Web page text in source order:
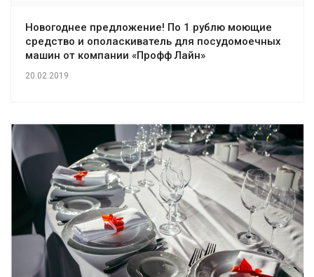
Новогоднее предложение! По 1 рублю моющие
средство и ополаскиватель для посудомоечных
машин от компании «Профф Лайн»
20.02.2019